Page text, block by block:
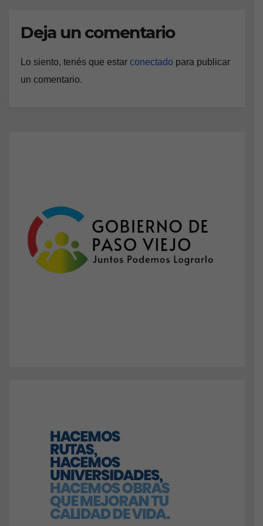
Deja un comentario
Lo siento, tenés que estar conectado para publicar
un comentario.